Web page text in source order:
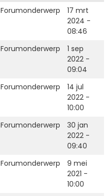
Forumonderwerp
17 mrt
2024 -
08:46
Forumonderwerp
1 sep
2022 -
09:04
Forumonderwerp
14 jul
2022 -
10:00
Forumonderwerp
30 jan
2022 -
09:40
Forumonderwerp
9 mei
2021 -
10:00